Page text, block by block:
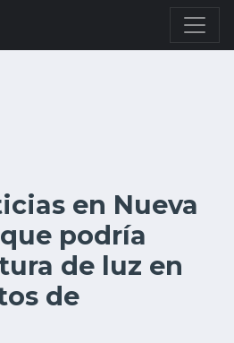
en Nueva
podría
de luz en
de